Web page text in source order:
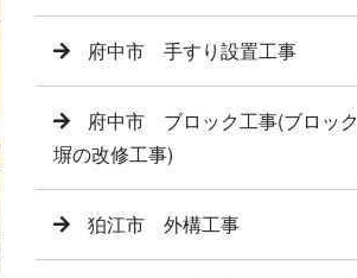
府中市 手すり設置工事
府中市 ブロック工事(ブロック
塀の改修工事)
狛江市 外構工事